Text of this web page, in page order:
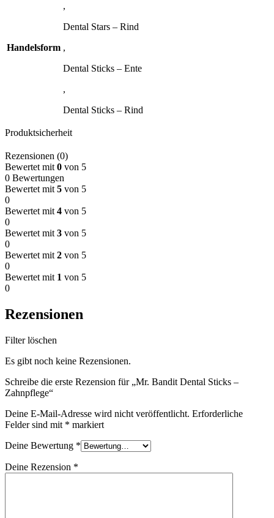
Handelsform
,
Dental Stars – Rind
,
Dental Sticks – Ente
,
Dental Sticks – Rind
Produktsicherheit
Rezensionen (0)
Bewertet mit 0 von 5
0 Bewertungen
Bewertet mit 5 von 5
0
Bewertet mit 4 von 5
0
Bewertet mit 3 von 5
0
Bewertet mit 2 von 5
0
Bewertet mit 1 von 5
0
Rezensionen
Filter löschen
Es gibt noch keine Rezensionen.
Schreibe die erste Rezension für „Mr. Bandit Dental Sticks –
Zahnpflege“
Deine E-Mail-Adresse wird nicht veröffentlicht. Erforderliche
Felder sind mit * markiert
Deine Bewertung *
Deine Rezension *